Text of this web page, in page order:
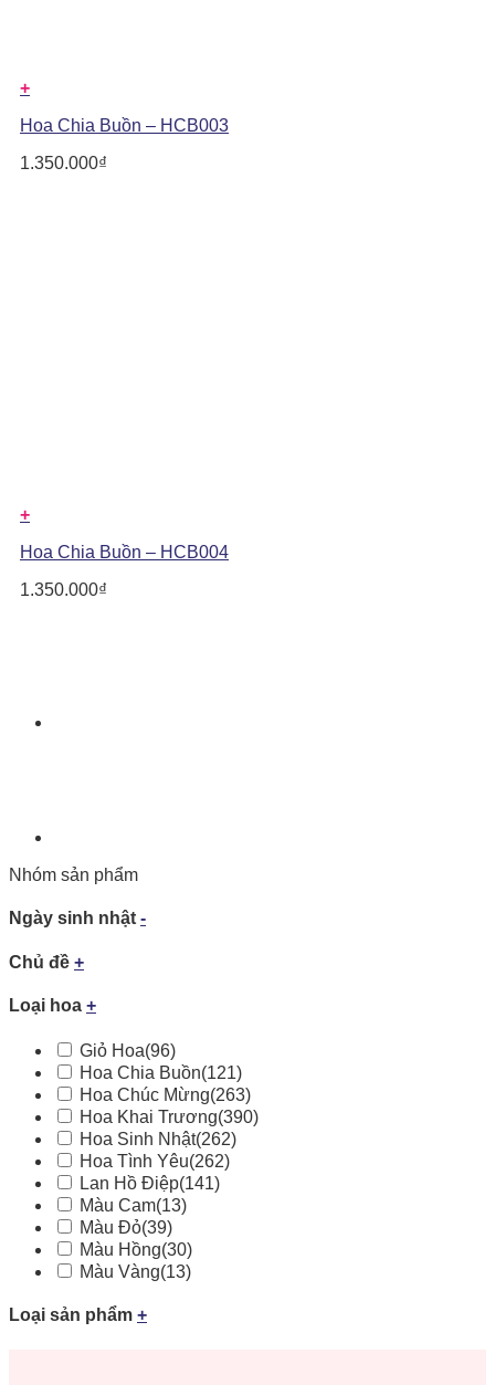
+
Hoa Chia Buồn – HCB003
1.350.000₫
+
Hoa Chia Buồn – HCB004
1.350.000₫
Nhóm sản phẩm
Ngày sinh nhật -
Chủ đề +
Loại hoa +
Giỏ Hoa(96)
Hoa Chia Buồn(121)
Hoa Chúc Mừng(263)
Hoa Khai Trương(390)
Hoa Sinh Nhật(262)
Hoa Tình Yêu(262)
Lan Hồ Điệp(141)
Màu Cam(13)
Màu Đỏ(39)
Màu Hồng(30)
Màu Vàng(13)
Loại sản phẩm +